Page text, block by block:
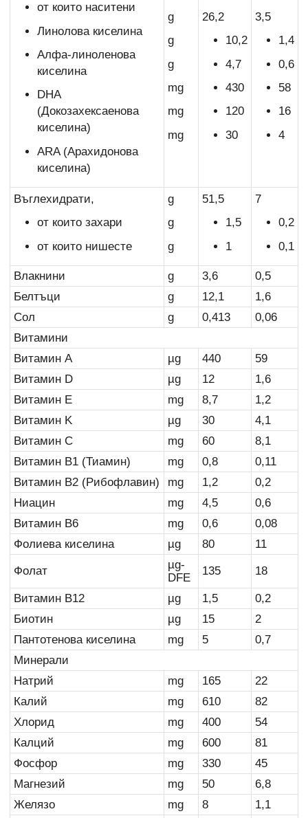
от които наситени
Линолова киселина
Алфа-линоленова
киселина
DHA
(Докозахексаенова
киселина)
ARA (Арахидонова
киселина)
g
g
g
mg
mg
mg
26,2
10,2
4,7
430
120
30
3,5
1,4
0,6
58
16
4
Въглехидрати,
от които захари
от които нишесте
g
g
g
51,5
1,5
1
7
0,2
0,1
Влакнини g 3,6
0,5
Белтъци
g 12,1
1,6
Сол
g 0,413
0,06
Витамини
Витамин A
µg 440
59
Витамин D
µg 12
1,6
Витамин Е
mg 8,7
1,2
Витамин K
µg 30
4,1
Витамин C
mg 60
8,1
Витамин B1 (Тиамин)
mg 0,8
0,11
Витамин B2 (Рибофлавин)
mg 1,2
0,2
Ниацин
mg 4,5
0,6
Витамин B6
mg 0,6
0,08
Фолиева киселина
µg 80 11
Фолат
µg-
DFE
135 18
Витамин B12 µg 1,5
0,2
Биотин
µg 15
2
Пантотенова киселина
mg 5
0,7
Минерали
Натрий
mg 165
22
Калий
mg 610
82
Хлорид
mg 400
54
Калций
mg 600
81
Фосфор
mg 330
45
Магнезий
mg 50
6,8
Желязо
mg 8 1,1